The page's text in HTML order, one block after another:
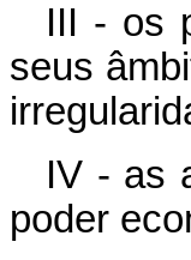
III - os
seus
IV - as
poder